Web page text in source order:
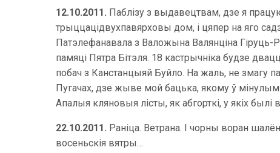
12.10.2011. Паблізу з выдавецтвам, дзе я
трыццацідвухпавярховы дом, і цяпер на яго
Патэлефанавала з Валожына Валянціна Гіруць-
памяці Пятра Бітэля. 18 кастрычніка будзе
побач з Канстанцыяй Буйло. На жаль, не змагу
Пугачах, дзе жыве мой бацька, якому ў
Апалыя кляновыя лісты, як абгорткі, у якіх
22.10.2011. Раніца. Ветрана. І чорны воран
восеньскія вятры…